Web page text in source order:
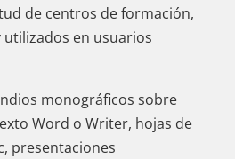
de centros de formación,
en usuarios
monográficos sobre
Word o Writer, hojas de
presentaciones